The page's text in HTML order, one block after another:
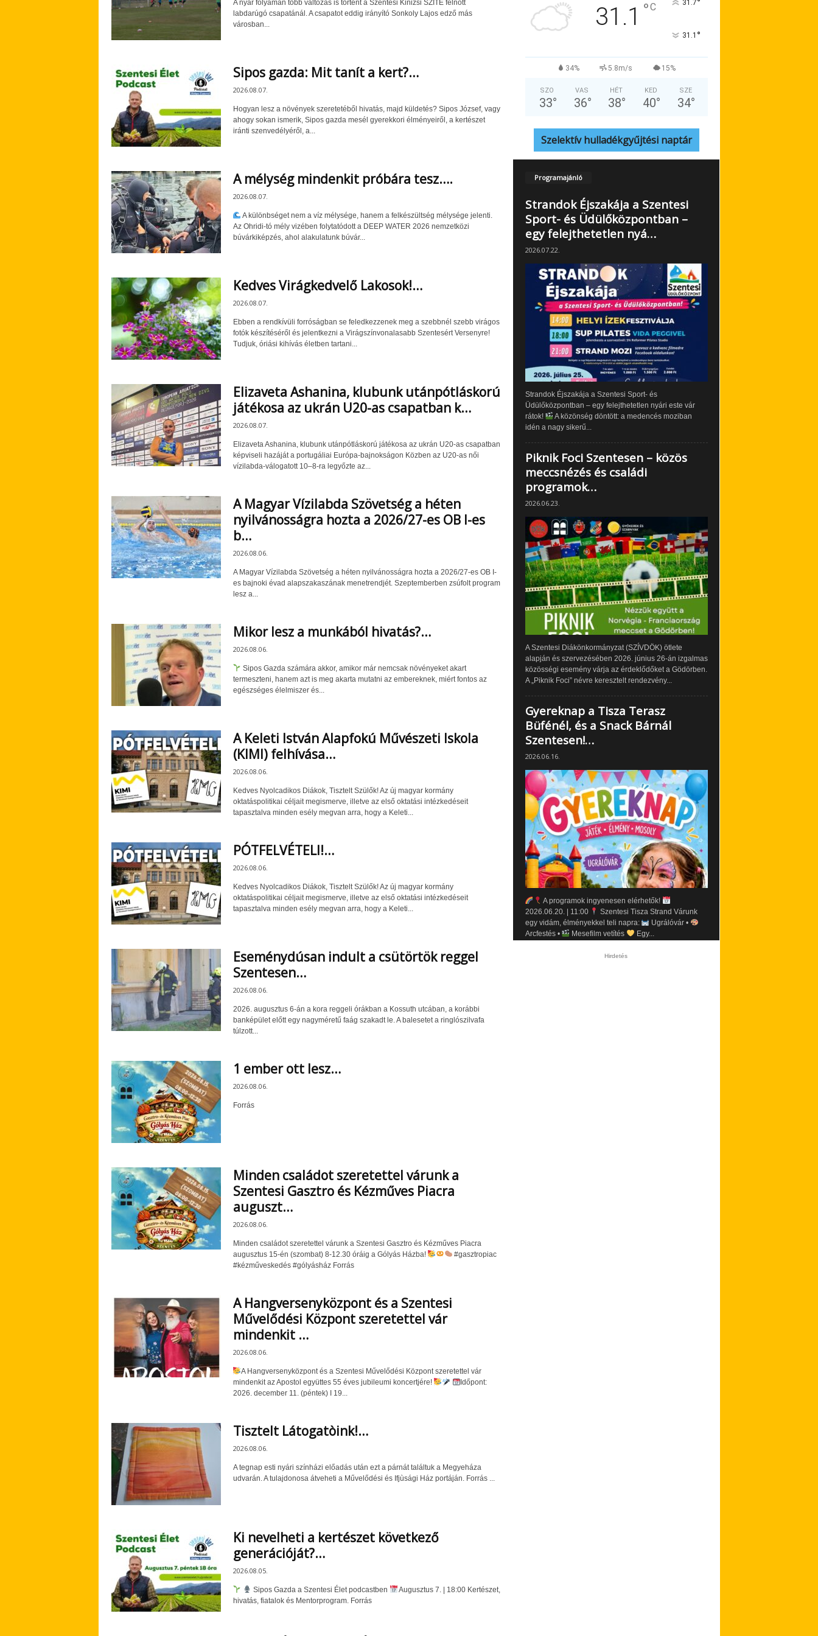
A nyár folyamán több változás is történt a Szentesi Kinizsi SZITE felnőtt
labdarúgó csapatánál. A csapatot eddig irányító Sonkoly Lajos edző más
városban...
Sipos gazda: Mit tanít a kert?…
2026.08.07.
Hogyan lesz a növények szeretetéből hivatás, majd küldetés? Sipos József, vagy
ahogy sokan ismerik, Sipos gazda mesél gyerekkori élményeiről, a kertészet
iránti szenvedélyéről, a...
A mélység mindenkit próbára tesz….
2026.08.07.
A különbséget nem a víz mélysége, hanem a felkészültség mélysége jelenti.
Az Ohridi-tó mély vizében folytatódott a DEEP WATER 2026 nemzetközi
búvárkiképzés, ahol alakulatunk búvár...
Kedves Virágkedvelő Lakosok!…
2026.08.07.
Ebben a rendkívüli forróságban se feledkezzenek meg a szebbnél szebb virágos
fotók készítéséről és jelentkezni a Virágszínvonalasabb Szentesért Versenyre!
Tudjuk, óriási kihívás életben tartani...
Elizaveta Ashanina, klubunk utánpótláskorú
játékosa az ukrán U20-as csapatban k…
2026.08.07.
Elizaveta Ashanina, klubunk utánpótláskorú játékosa az ukrán U20-as csapatban
képviseli hazáját a portugáliai Európa-bajnokságon Közben az U20-as női
vízilabda-válogatott 10–8-ra legyőzte az...
A Magyar Vízilabda Szövetség a héten
nyilvánosságra hozta a 2026/27-es OB I-es
b…
2026.08.06.
A Magyar Vízilabda Szövetség a héten nyilvánosságra hozta a 2026/27-es OB I-
es bajnoki évad alapszakaszának menetrendjét. Szeptemberben zsúfolt program
lesz a...
Mikor lesz a munkából hivatás?…
2026.08.06.
Sipos Gazda számára akkor, amikor már nemcsak növényeket akart
termeszteni, hanem azt is meg akarta mutatni az embereknek, miért fontos az
egészséges élelmiszer és...
A Keleti István Alapfokú Művészeti Iskola
(KIMI) felhívása…
2026.08.06.
Kedves Nyolcadikos Diákok, Tisztelt Szülők! Az új magyar kormány
oktatáspolitikai céljait megismerve, illetve az első oktatási intézkedéseit
tapasztalva minden esély megvan arra, hogy a Keleti...
PÓTFELVÉTELI!…
2026.08.06.
Kedves Nyolcadikos Diákok, Tisztelt Szülők! Az új magyar kormány
oktatáspolitikai céljait megismerve, illetve az első oktatási intézkedéseit
tapasztalva minden esély megvan arra, hogy a Keleti...
Eseménydúsan indult a csütörtök reggel
Szentesen…
2026.08.06.
2026. augusztus 6-án a kora reggeli órákban a Kossuth utcában, a korábbi
banképület előtt egy nagyméretű faág szakadt le. A balesetet a ringlószilvafa
túlzott...
1 ember ott lesz…
2026.08.06.
Forrás
Minden családot szeretettel várunk a
Szentesi Gasztro és Kézműves Piacra
auguszt…
2026.08.06.
Minden családot szeretettel várunk a Szentesi Gasztro és Kézműves Piacra
augusztus 15-én (szombat) 8-12.30 óráig a Gólyás Házba!
#gasztropiac
#kézműveskedés #gólyásház Forrás
A Hangversenyközpont és a Szentesi
Művelődési Központ szeretettel vár
mindenkit …
2026.08.06.
A Hangversenyközpont és a Szentesi Művelődési Központ szeretettel vár
mindenkit az Apostol együttes 55 éves jubileumi koncertjére!
Időpont:
2026. december 11. (péntek) I 19...
Tisztelt Látogatòink!…
2026.08.06.
A tegnap esti nyári színházi előadás után ezt a párnát találtuk a Megyeháza
udvarán. A tulajdonosa átveheti a Művelődési és Ifjùsági Ház portáján. Forrás ...
Ki nevelheti a kertészet következő
generációját?…
2026.08.05.
Sipos Gazda a Szentesi Élet podcastben
Augusztus 7. | 18:00 Kertészet,
hivatás, fiatalok és Mentorprogram. Forrás
31.1 °C 31.7°
31.1 °
34% 5.8m/s 15%
SZO
33°
VAS
36°
HÉT
38°
KED
40°
SZE
34°
Szelektív hulladékgyűjtési naptár
Programajánló
Strandok Éjszakája a Szentesi
Sport- és Üdülőközpontban –
egy felejthetetlen nyá…
2026.07.22.
Strandok Éjszakája a Szentesi Sport- és
Üdülőközpontban – egy felejthetetlen nyári este vár
rátok!
A közönség döntött: a medencés moziban
idén a nagy sikerű...
Piknik Foci Szentesen – közös
meccsnézés és családi
programok…
2026.06.23.
A Szentesi Diákönkormányzat (SZÍVDÖK) ötlete
alapján és szervezésében 2026. június 26-án izgalmas
közösségi esemény várja az érdeklődőket a Gödörben.
A „Piknik Foci” névre keresztelt rendezvény...
Gyereknap a Tisza Terasz
Büfénél, és a Snack Bárnál
Szentesen!…
2026.06.16.
A programok ingyenesen elérhetők!
2026.06.20. | 11:00
Szentesi Tisza Strand Várunk
egy vidám, élményekkel teli napra:
Ugrálóvár •
Arcfestés •
Mesefilm vetítés Egy...
Hirdetés